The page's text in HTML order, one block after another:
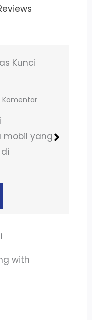
Benda
Komentar
mobil yang
with